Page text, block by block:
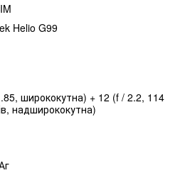
Helio G99
ширококутна) + 12 (f / 2.2, 114
надширококутна)